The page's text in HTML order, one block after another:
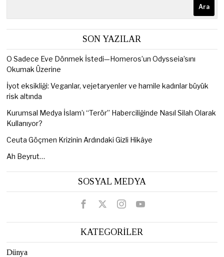
Ara
SON YAZILAR
O Sadece Eve Dönmek İstedi—Homeros’un Odysseia’sını
Okumak Üzerine
İyot eksikliği: Veganlar, vejetaryenler ve hamile kadınlar büyük
risk altında
Kurumsal Medya İslam’ı “Terör” Haberciliğinde Nasıl Silah Olarak
Kullanıyor?
Ceuta Göçmen Krizinin Ardındaki Gizli Hikâye
Ah Beyrut…
SOSYAL MEDYA
KATEGORİLER
Dünya